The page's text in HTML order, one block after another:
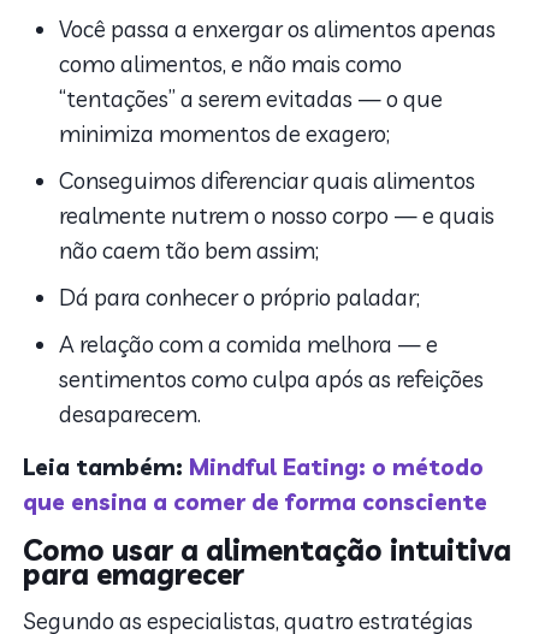
Você passa a enxergar os alimentos apenas
como alimentos, e não mais como
“tentações” a serem evitadas — o que
minimiza momentos de exagero;
Conseguimos diferenciar quais alimentos
realmente nutrem o nosso corpo — e quais
não caem tão bem assim;
Dá para conhecer o próprio paladar;
A relação com a comida melhora — e
sentimentos como culpa após as refeições
desaparecem.
Leia também: Mindful Eating: o método
que ensina a comer de forma consciente
Como usar a alimentação intuitiva
para emagrecer
Segundo as especialistas, quatro estratégias